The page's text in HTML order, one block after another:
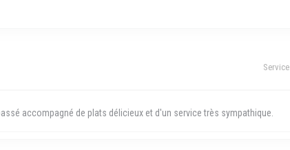
Service
accompagné de plats délicieux et d'un service très sympathique.